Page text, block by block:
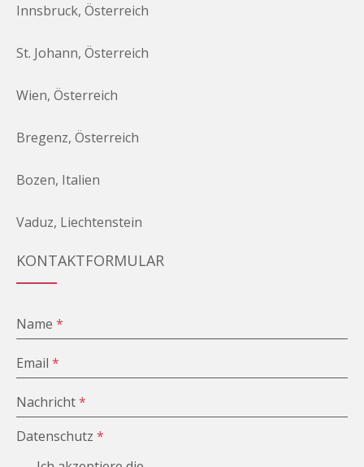
Innsbruck, Österreich
St. Johann, Österreich
Wien, Österreich
Bregenz, Österreich
Bozen, Italien
Vaduz, Liechtenstein
KONTAKTFORMULAR
Name*
Email*
Nachricht*
Datenschutz*